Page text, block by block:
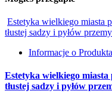
Estetyka wielkiego miasta
tłustej sadzy i pyłów
Informacje o
Estetyka wielkiego miasta
tłustej sadzy i pyłów